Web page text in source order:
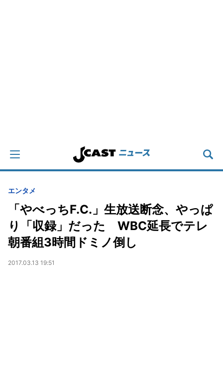
エンタメ
「やべっちF.C.」生放送断念、やっぱ
り「収録」だった WBC延長でテレ
朝番組3時間ドミノ倒し
2017.03.13 19:51